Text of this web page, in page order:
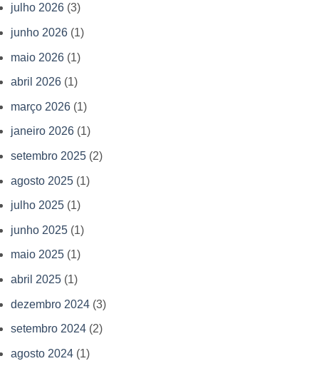
julho 2026 (3)
junho 2026 (1)
maio 2026 (1)
abril 2026 (1)
março 2026 (1)
janeiro 2026 (1)
setembro 2025 (2)
agosto 2025 (1)
julho 2025 (1)
junho 2025 (1)
maio 2025 (1)
abril 2025 (1)
dezembro 2024 (3)
setembro 2024 (2)
agosto 2024 (1)